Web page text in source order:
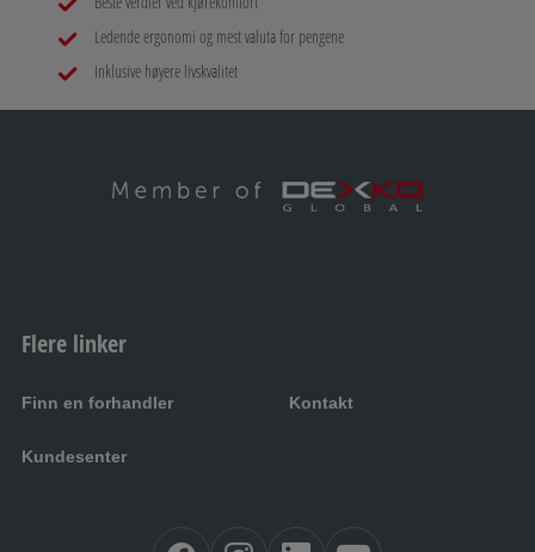
Ledende ergonomi og mest valuta for pengene
Inklusive høyere livskvalitet
Flere linker
Finn en forhandler Kontakt
Kundesenter